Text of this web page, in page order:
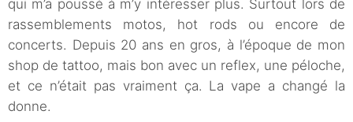
qui m’a poussé à m’y intéresser plus. Surtout lors de
rassemblements motos, hot rods ou encore de
concerts. Depuis 20 ans en gros, à l’époque de mon
shop de tattoo, mais bon avec un reflex, une péloche,
et ce n’était pas vraiment ça. La vape a changé la
donne.